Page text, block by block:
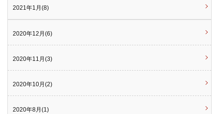
2021年1月(8)
2020年12月(6)
2020年11月(3)
2020年10月(2)
2020年8月(1)